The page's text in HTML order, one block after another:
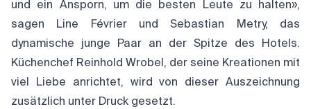
und ein Ansporn, um die besten Leute zu halten»,
sagen Line Février und Sebastian Metry, das
dynamische junge Paar an der Spitze des Hotels.
Küchenchef Reinhold Wrobel, der seine Kreationen mit
viel Liebe anrichtet, wird von dieser Auszeichnung
zusätzlich unter Druck gesetzt.